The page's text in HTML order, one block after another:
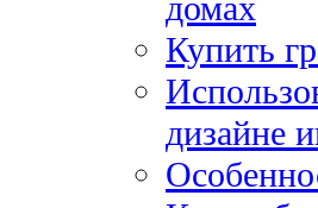
Купить
дизайне